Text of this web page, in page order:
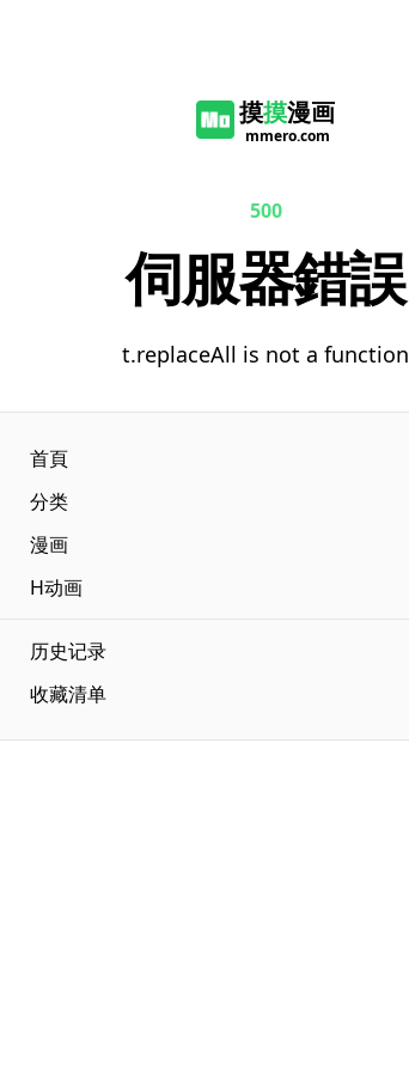
摸摸漫画
mmero.com
500
伺服器錯誤
t.replaceAll is not a function
首頁
分类
漫画
H动画
历史记录
收藏清单